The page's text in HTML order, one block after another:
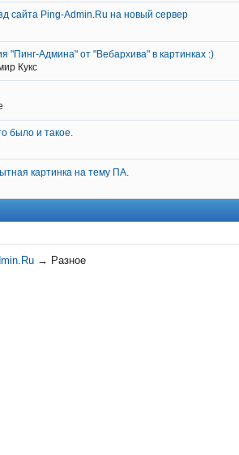
сайта Ping-Admin.Ru на новый сервер
"Пинг-Админа" от "Вебархива" в картинках :)
Кукс
было и такое.
картинка на тему ПА.
→ Разное